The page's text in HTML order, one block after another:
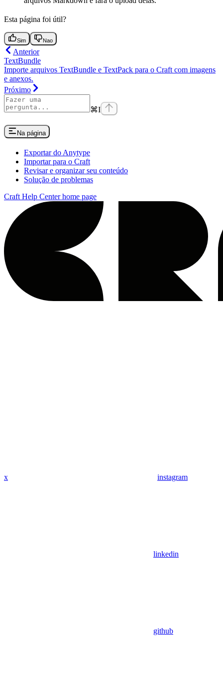
Esta página foi útil?
Sim Nao
Anterior
TextBundle
Importe arquivos TextBundle e TextPack para o Craft com imagens
e anexos.
Próximo
⌘I
Na página
Exportar do Anytype
Importar para o Craft
Revisar e organizar seu conteúdo
Solução de problemas
Craft Help Centerhome page
x instagram
linkedin
github